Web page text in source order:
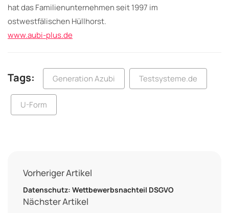
hat das Familienunternehmen seit 1997 im
ostwestfälischen Hüllhorst.
www.aubi-plus.de
Tags: Generation Azubi Testsysteme.de
U-Form
Vorheriger Artikel
Datenschutz: Wettbewerbsnachteil DSGVO
Nächster Artikel